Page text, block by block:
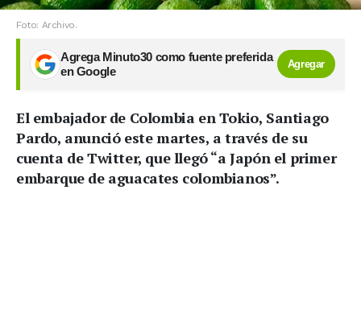
Foto: Archivo.
Agrega Minuto30 como fuente preferida
en Google
Agregar
El embajador de Colombia en Tokio, Santiago
Pardo, anunció este martes, a través de su
cuenta de Twitter, que llegó “a Japón el primer
embarque de aguacates colombianos”.